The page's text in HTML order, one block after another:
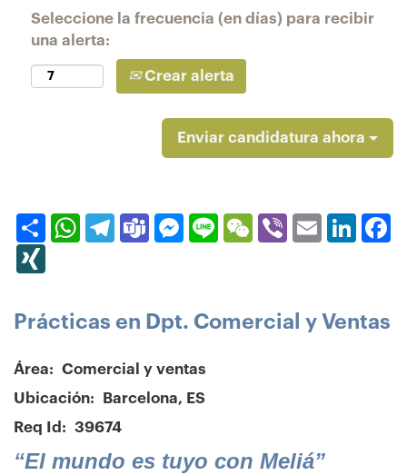
Seleccione la frecuencia (en días) para recibir
una alerta:
Crear alerta
Enviar candidatura ahora
CompartirWhatsApp
Telegram
TeamsMessenger
Line WeChatViberEmail
Prácticas en Dpt. Comercial y Ventas
Área: Comercial y ventas
Ubicación:
Barcelona, ES
Req Id: 39674
“El mundo es tuyo con Meliá”